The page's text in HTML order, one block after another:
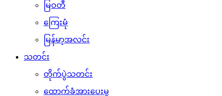
မြဝတီ
ကြေးမုံ
မြန်မာ့အလင်း
သတင်း
တိုက်ပွဲသတင်း
ထောက်ခံအားပေးမှု